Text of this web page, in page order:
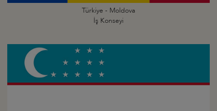
Türkiye - Moldova
İş Konseyi